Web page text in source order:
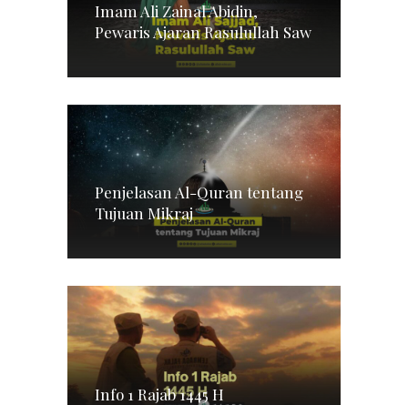
Imam Ali Zainal Abidin,
Pewaris Ajaran Rasulullah Saw
Penjelasan Al-Quran tentang
Tujuan Mikraj
Info 1 Rajab 1445 H